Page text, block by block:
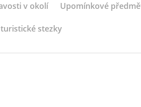
v okolí Upomínkové
stezky